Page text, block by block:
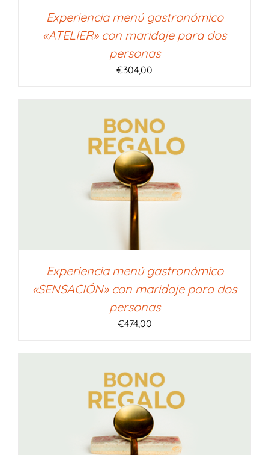
Experiencia menú gastronómico
«ATELIER» con maridaje para dos
personas
€304,00
Experiencia menú gastronómico
«SENSACIÓN» con maridaje para dos
personas
€474,00